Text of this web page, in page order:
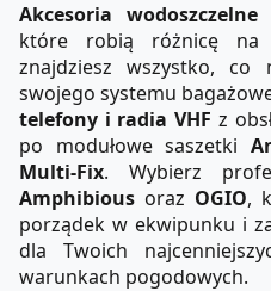
Akcesoria
które robią różnicę
znajdziesz wszystko, co
swojego systemu
telefony i radia VHF z
po modułowe saszetki
Multi-Fix. Wybierz
Amphibious oraz OGIO,
porządek w ekwipunku i
dla Twoich
warunkach pogodowych.